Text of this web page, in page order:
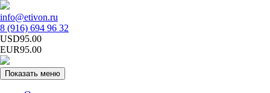
info@etivon.ru
8 (916) 694 96 32
USD95.00
EUR95.00
Показать меню